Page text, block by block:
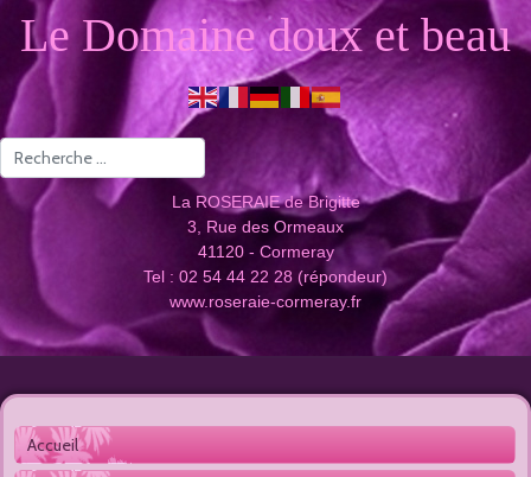
Le Domaine doux et beau
Valider
La ROSERAIE de Brigitte
3, Rue des Ormeaux
41120 - Cormeray
Tel : 02 54 44 22 28 (répondeur)
www.roseraie-cormeray.fr
Accueil